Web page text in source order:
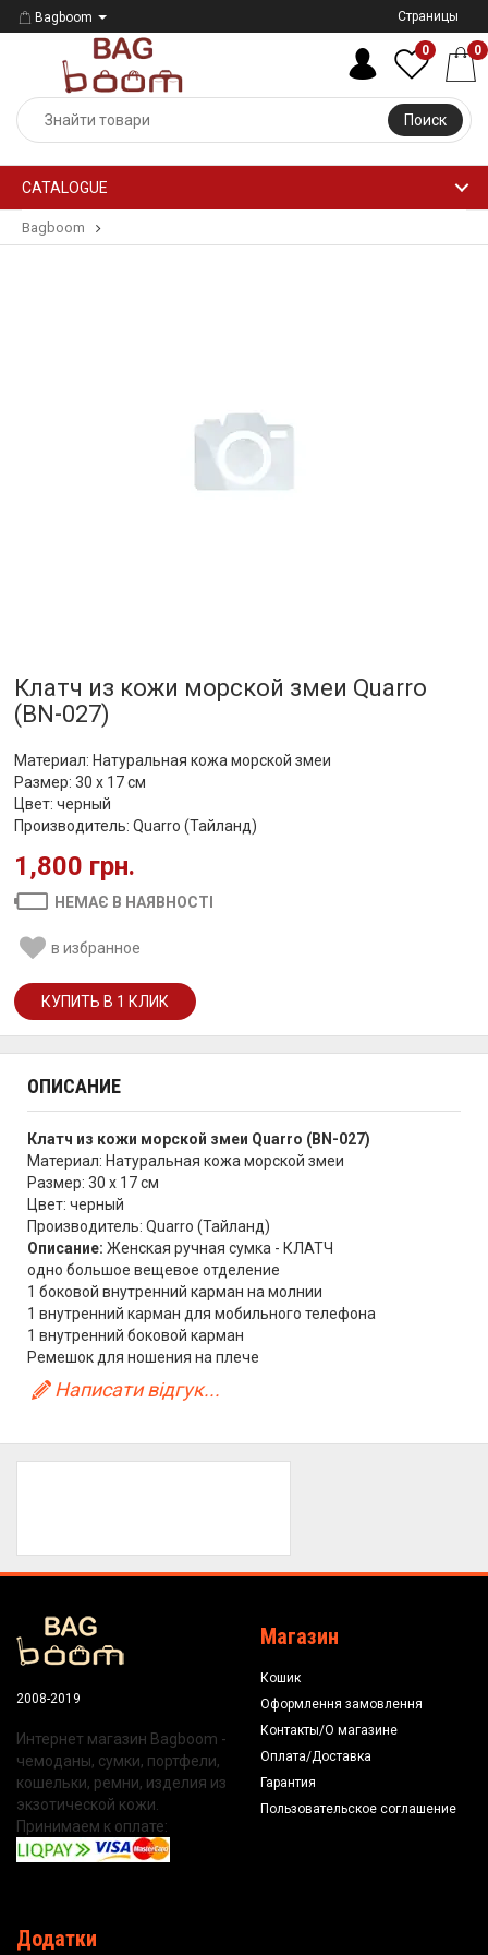
Bagboom Страницы
Поиск
0 0
CATALOGUE
Bagboom
Клатч из кожи морской змеи Quarro
(BN-027)
Материал: Натуральная кожа морской змеи
Размер: 30 х 17 см
Цвет: черный
Производитель: Quarro (Тайланд)
1,800 грн.
НЕМАЄ В НАЯВНОСТІ
в избранное
ОПИСАНИЕ
Клатч из кожи морской змеи Quarro (BN-027)
Материал: Натуральная кожа морской змеи
Размер: 30 х 17 см
Цвет: черный
Производитель: Quarro (Тайланд)
Описание: Женская ручная сумка - КЛАТЧ
одно большое вещевое отделение
1 боковой внутренний карман на молнии
1 внутренний карман для мобильного телефона
1 внутренний боковой карман
Ремешок для ношения на плече
Написати відгук...
2008-2019
Интернет магазин Bagboom -
чемоданы, сумки, портфели,
кошельки, ремни, изделия из
экзотической кожи.
Принимаем к оплате:
Магазин
Кошик
Оформлення замовлення
Контакты/О магазине
Оплата/Доставка
Гарантия
Пользовательское соглашение
Додатки